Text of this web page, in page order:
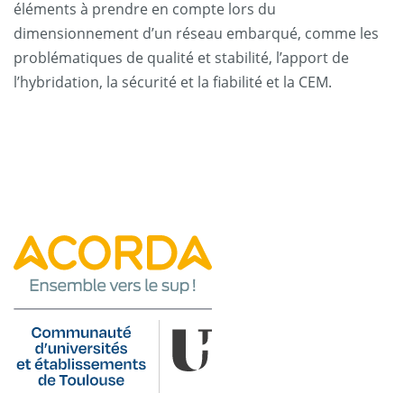
éléments à prendre en compte lors du
dimensionnement d’un réseau embarqué, comme les
problématiques de qualité et stabilité, l’apport de
l’hybridation, la sécurité et la fiabilité et la CEM.